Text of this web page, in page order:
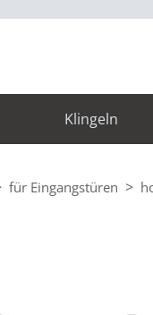
Klingeln
für Eingangstüren